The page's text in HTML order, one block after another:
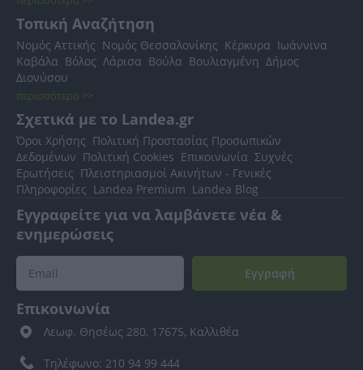
Τοπική Αναζήτηση
Νομός Αττικής Νομός Θεσσαλονίκης Κέρκυρα Ιωάννινα
Καβάλα Βόλος Λάρισα Βούλα Βουλιαγμένη Δήμος
Διονύσου
περισσότερα >>
Σχετικά με το Landea.gr
Όροι Χρήσης Πολιτική Προστασίας Προσωπικών
Δεδομένων Πολιτική Cookies Επικοινωνία Συχνές
Ερωτήσεις Πλειστηριασμοί Ακινήτων - Γενικές
Πληροφορίες Landea Premium Landea Blog
Εγγραφείτε για να λαμβάνετε νέα &
ενημερώσεις
Εγγραφή
Επικοινωνία
Λεωφ. Θησέως 280, 17675, Καλλιθέα
Τηλέφωνο: 210 94 99 444